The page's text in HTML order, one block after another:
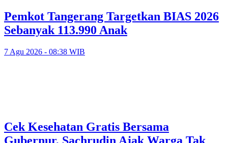
Pemkot Tangerang Targetkan BIAS 2026
Sebanyak 113.990 Anak
7 Agu 2026 - 08:38 WIB
Cek Kesehatan Gratis Bersama